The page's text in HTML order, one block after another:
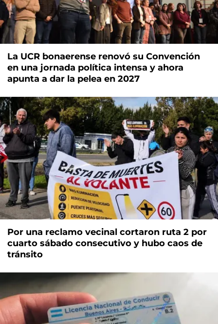
La UCR bonaerense renovó su Convención
en una jornada política intensa y ahora
apunta a dar la pelea en 2027
Por una reclamo vecinal cortaron ruta 2 por
cuarto sábado consecutivo y hubo caos de
tránsito